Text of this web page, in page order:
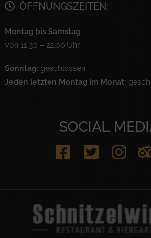
ÖFFNUNGSZEITEN:
Montag bis Samstag
von 11.30 – 22.00 Uhr
Sonntag: geschlossen
Jeden letzten Montag im Monat:
SOCIAL